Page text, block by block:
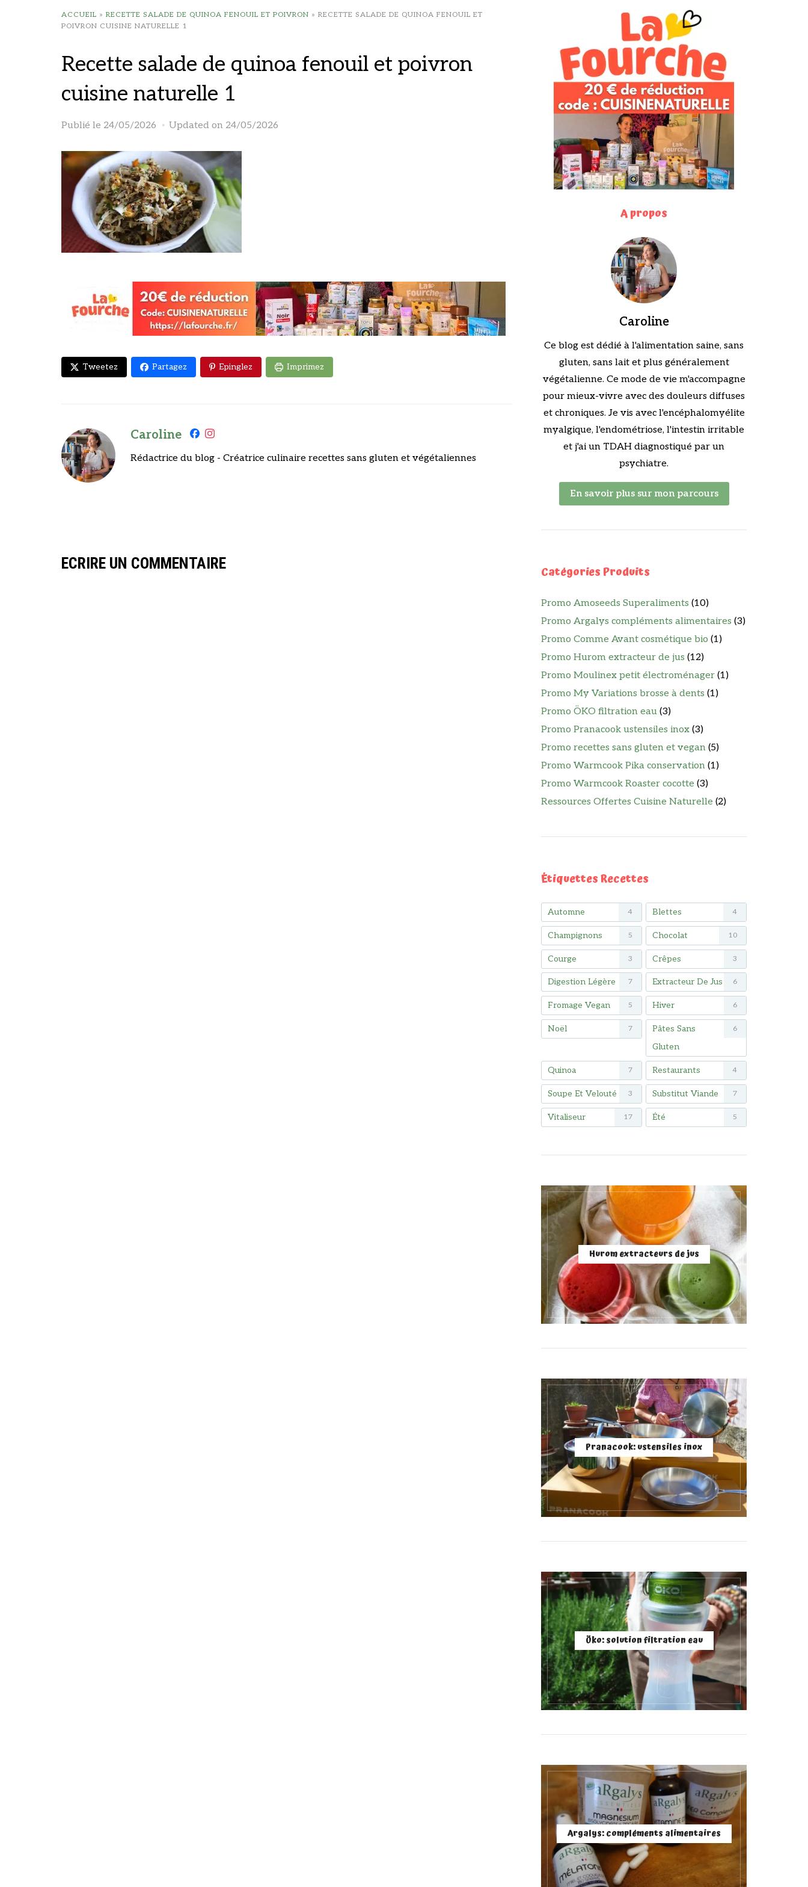
ACCUEIL » RECETTE SALADE DE QUINOA FENOUIL ET POIVRON » RECETTE SALADE DE QUINOA FENOUIL ET
POIVRON CUISINE NATURELLE 1
Recette salade de quinoa fenouil et poivron
cuisine naturelle 1
Publié le 24/05/2026 Updated on 24/05/2026
Tweetez Partagez Epinglez Imprimez
Caroline
Rédactrice du blog - Créatrice culinaire recettes sans gluten et végétaliennes
ECRIRE UN COMMENTAIRE
A propos
Caroline
Ce blog est dédié à l'alimentation saine, sans
gluten, sans lait et plus généralement
végétalienne. Ce mode de vie m'accompagne
pour mieux-vivre avec des douleurs diffuses
et chroniques. Je vis avec l'encéphalomyélite
myalgique, l'endométriose, l'intestin irritable
et j'ai un TDAH diagnostiqué par un
psychiatre.
En savoir plus sur mon parcours
Catégories Produits
Promo Amoseeds Superaliments (10)
Promo Argalys compléments alimentaires (3)
Promo Comme Avant cosmétique bio (1)
Promo Hurom extracteur de jus (12)
Promo Moulinex petit électroménager (1)
Promo My Variations brosse à dents (1)
Promo ÖKO filtration eau (3)
Promo Pranacook ustensiles inox (3)
Promo recettes sans gluten et vegan (5)
Promo Warmcook Pika conservation (1)
Promo Warmcook Roaster cocotte (3)
Ressources Offertes Cuisine Naturelle (2)
Étiquettes Recettes
Automne 4 Blettes 4
Champignons 5 Chocolat 10
Courge 3 Crêpes 3
Digestion Légère 7 Extracteur De Jus 6
Fromage Vegan 5 Hiver 6
Noël 7
Pâtes Sans
Gluten
6
Quinoa 7 Restaurants 4
Soupe Et Velouté 3 Substitut Viande 7
Vitaliseur 17 Été 5
Hurom extracteurs de jus
Pranacook: ustensiles inox
Öko: solution filtration eau
Argalys: compléments alimentaires